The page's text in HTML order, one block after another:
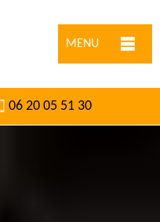
MENU
06 20 05 51 30